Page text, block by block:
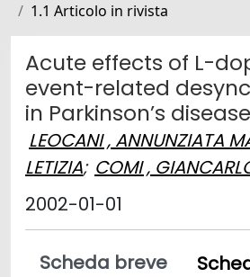
1.1 Articolo in rivista
Acute effects of L-
event-related
in Parkinson’s disease
LEOCANI , ANNUNZIATA
LETIZIA; COMI ,
2002-01-01
Scheda breve